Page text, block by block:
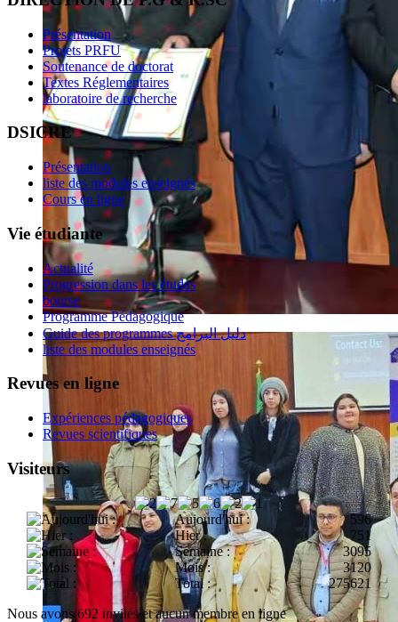
Présentation
Projets PRFU
Soutenance de doctorat
Textes Réglementaires
laboratoire de recherche
DSICRE
Présentation
liste des modules enseignés
Cours en ligne
Vie étudiante
Actualité
Progression dans les études
bourse
Programme Pédagogique
Guide des programmes دليل البرامج
liste des modules enseignés
Revues en ligne
Expériences pédagogiques
Revues scientifiques
Visiteurs
Aujourd'hui :
596
Hier :
751
Semaine :
3095
Mois :
3120
Total :
275621
Nous avons 692 invités et aucun membre en ligne